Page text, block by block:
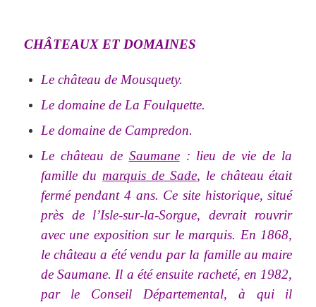
CHÂTEAUX ET DOMAINES
Le château de Mousquety.
Le domaine de La Foulquette.
Le domaine de Campredon.
Le château de Saumane: lieu de vie de la
famille dumarquis de Sade, le château était
fermé pendant 4 ans. Ce site historique, situé
près de l’Isle-sur-la-Sorgue, devrait rouvrir
avec une exposition sur le marquis. En 1868,
le château a été vendu par la famille au maire
de Saumane. Il a été ensuite racheté, en 1982,
par le Conseil Départemental, à qui il